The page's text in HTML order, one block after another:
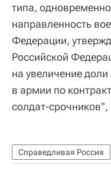
типа,
направленность
Федерации,
Российской
на увеличение
в армии по
солдат-
Справедливая Россия